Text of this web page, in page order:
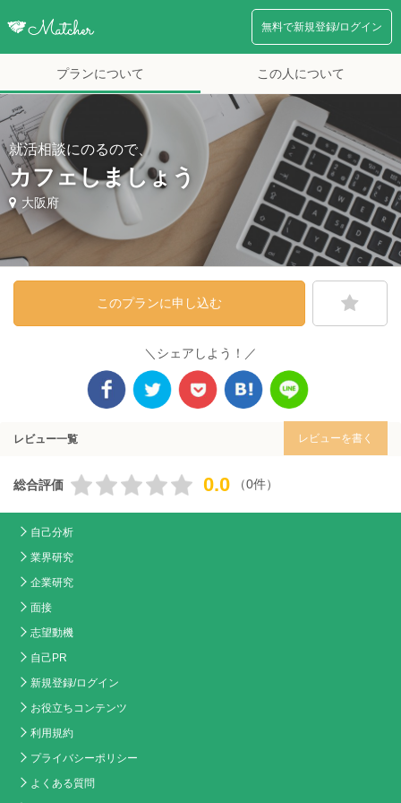
無料で新規登録/ログイン
プランについて この人について
就活相談にのるので、
カフェしましょう
大阪府
このプランに申し込む
＼シェアしよう！／
レビュー一覧 レビューを書く
総合評価 0.0 （0件）
自己分析
業界研究
企業研究
面接
志望動機
自己PR
新規登録/ログイン
お役立ちコンテンツ
利用規約
プライバシーポリシー
よくある質問